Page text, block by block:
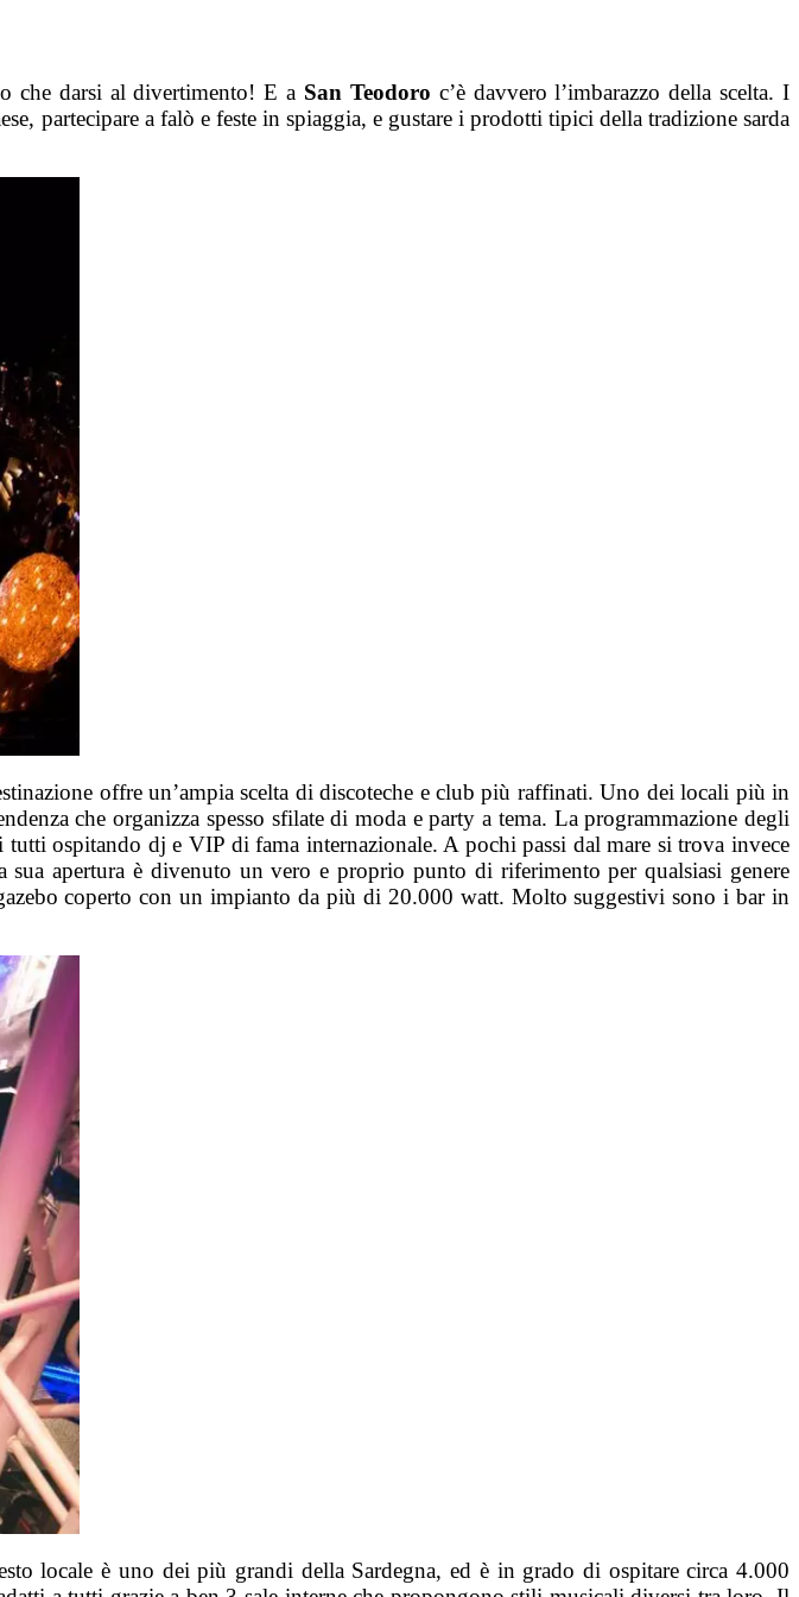
che darsi al divertimento! E a San Teodoro c’è davvero l’imbarazzo della scelta. I
partecipare a falò e feste in spiaggia, e gustare i prodotti tipici della tradizione sarda
offre un’ampia scelta di discoteche e club più raffinati. Uno dei locali più in
che organizza spesso sfilate di moda e party a tema. La programmazione degli
tutti ospitando dj e VIP di fama internazionale. A pochi passi dal mare si trova invece
apertura è divenuto un vero e proprio punto di riferimento per qualsiasi genere
coperto con un impianto da più di 20.000 watt. Molto suggestivi sono i bar in
locale è uno dei più grandi della Sardegna, ed è in grado di ospitare circa 4.000